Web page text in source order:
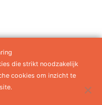
voorwaarden
die strikt noodzakelijk
cookies om inzicht te